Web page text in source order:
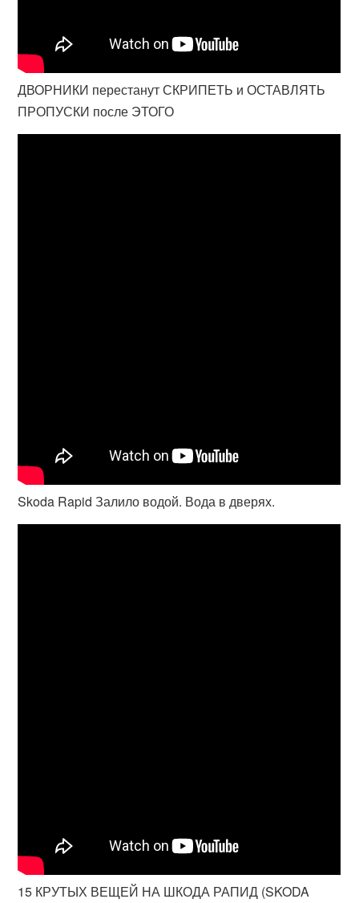
ДВОРНИКИ перестанут СКРИПЕТЬ и ОСТАВЛЯТЬ
ПРОПУСКИ после ЭТОГО
Skoda Rapid Залило водой. Вода в дверях.
15 КРУТЫХ ВЕЩЕЙ НА ШКОДА РАПИД (SKODA